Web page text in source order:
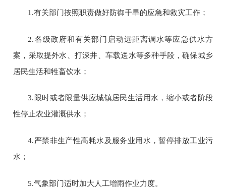
1.有关部门按照职责做好防御干旱的应急和救灾工作；
2.各级政府和有关部门启动远距离调水等应急供水方
案，采取提外水、打深井、车载送水等多种手段，确保城乡
居民生活和牲畜饮水；
3. 限时或者限量供应城镇居民生活用水，缩小或者阶段
性停止农业灌溉供水；
4.严禁非生产性高耗水及服务业用水，暂停排放工业污
水；
5.气象部门适时加大人工增雨作业力度。